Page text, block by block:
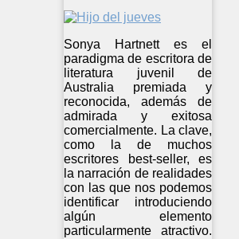
Sonya Hartnett es el
paradigma de escritora de
literatura juvenil de
Australia premiada y
reconocida, además de
admirada y exitosa
comercialmente. La clave,
como la de muchos
escritores best-seller, es
la narración de realidades
con las que nos podemos
identificar introduciendo
algún elemento
particularmente atractivo.